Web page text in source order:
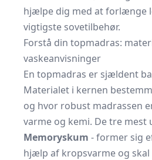
hjælpe dig med at forlænge
vigtigste sovetilbehør.
Forstå din topmadras:
vaskeanvisninger
En topmadras er sjældent
Materialet i kernen
og hvor robust madrassen
varme og kemi. De tre mest
Memoryskum - former sig
hjælp af kropsvarme og